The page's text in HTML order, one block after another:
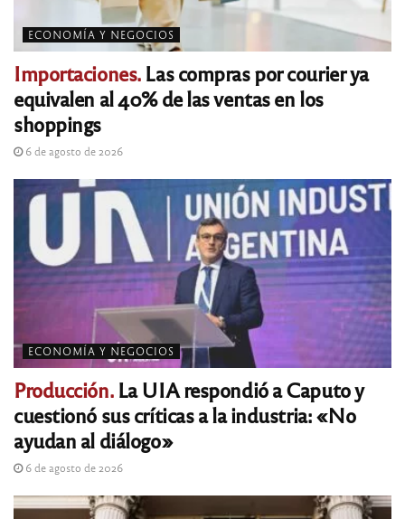
ECONOMÍA Y NEGOCIOS
Importaciones.Las compras por courier ya
equivalen al 40% de las ventas en los
shoppings
6 de agosto de 2026
ECONOMÍA Y NEGOCIOS
Producción.La UIA respondió a Caputo y
cuestionó sus críticas a la industria: «No
ayudan al diálogo»
6 de agosto de 2026